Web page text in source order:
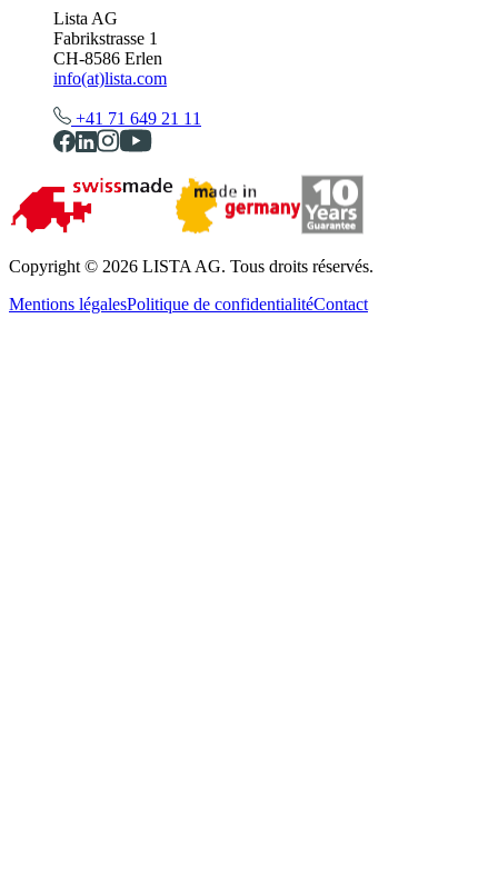
Lista AG
Fabrikstrasse 1
CH-8586 Erlen
info(at)lista.com
+41 71 649 21 11
Copyright © 2026 LISTA AG. Tous droits réservés.
Mentions légalesPolitique de confidentialitéContact